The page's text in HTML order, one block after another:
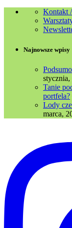
Kontakt /
Najnowsze wpisy
stycznia,
Tanie
portfela?
Lody
marca,